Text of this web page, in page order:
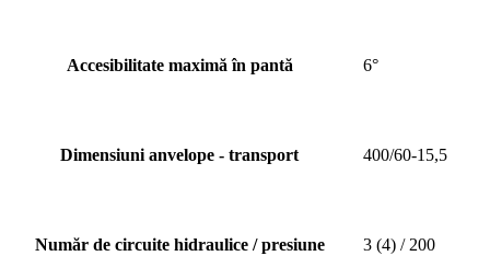
Accesibilitate maximă în pantă 6°
Dimensiuni anvelope - transport 400/60-15,5
Număr de circuite hidraulice / presiune 3 (4) / 200